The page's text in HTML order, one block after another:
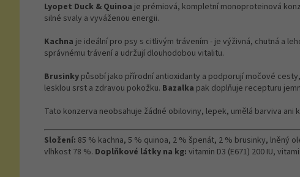
Lyopet Duck & Quinoa je prémiová, kompletní monoproteinová
silné svaly a vyváženou energii.
Kachna je ideální pro psy s citlivým trávením - je výživná, chutná a
správnému trávení a udržují dlouhodobou vitalitu.
Brusinky působí jako přírodní antioxidanty a podporují močové cesty,
lesklou srst a zdravou pokožku. Bazalka pak doplňuje recepturu
Tato konzerva neobsahuje žádné obiloviny, lepek, umělá barviva
Složení: 85 % kachna, 5 % quinoa, 2 % špenát, 2 % brusinky, lněný
vlhkost 78 %. Doplňkové látky na kg: vitamin D3 (E671) 200 IU,